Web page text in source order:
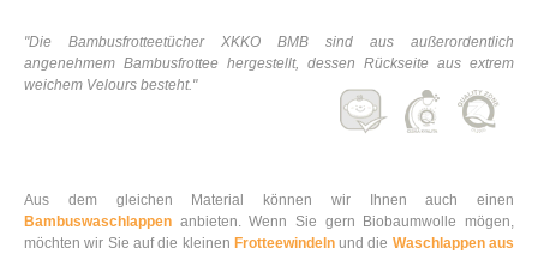
"Die Bambusfrotteetücher XKKO BMB sind aus außerordentlich
angenehmem Bambusfrottee hergestellt, dessen Rückseite aus extrem
weichem Velours besteht."
Aus dem gleichen Material können wir Ihnen auch einen
Bambuswaschlappen anbieten. Wenn Sie gern Biobaumwolle mögen,
möchten wir Sie auf die kleinen Frotteewindelnund die Waschlappen aus